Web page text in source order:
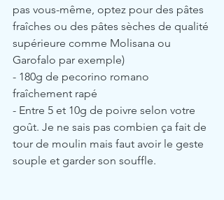
pas vous-même, optez pour des pâtes
fraîches ou des pâtes sèches de qualité
supérieure comme Molisana ou
Garofalo par exemple)
- 180g de pecorino romano
fraîchement rapé
- Entre 5 et 10g de poivre selon votre
goût. Je ne sais pas combien ça fait de
tour de moulin mais faut avoir le geste
souple et garder son souffle.